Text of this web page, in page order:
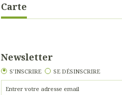
Carte
Newsletter
S'INSCRIRE SE DÉSINSCRIRE